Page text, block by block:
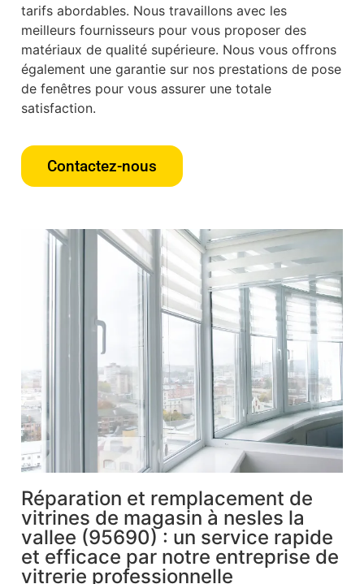
tarifs abordables. Nous travaillons avec les
meilleurs fournisseurs pour vous proposer des
matériaux de qualité supérieure. Nous vous offrons
également une garantie sur nos prestations de pose
de fenêtres pour vous assurer une totale
satisfaction.
Contactez-nous
Réparation et remplacement de
vitrines de magasin à nesles la
vallee (95690) : un service rapide
et efficace par notre entreprise de
vitrerie professionnelle